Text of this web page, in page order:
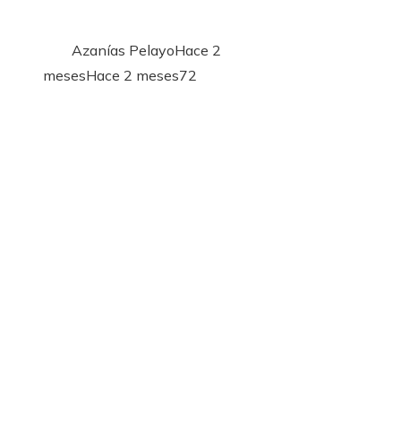
Azanías PelayoHace 2
mesesHace 2 meses72